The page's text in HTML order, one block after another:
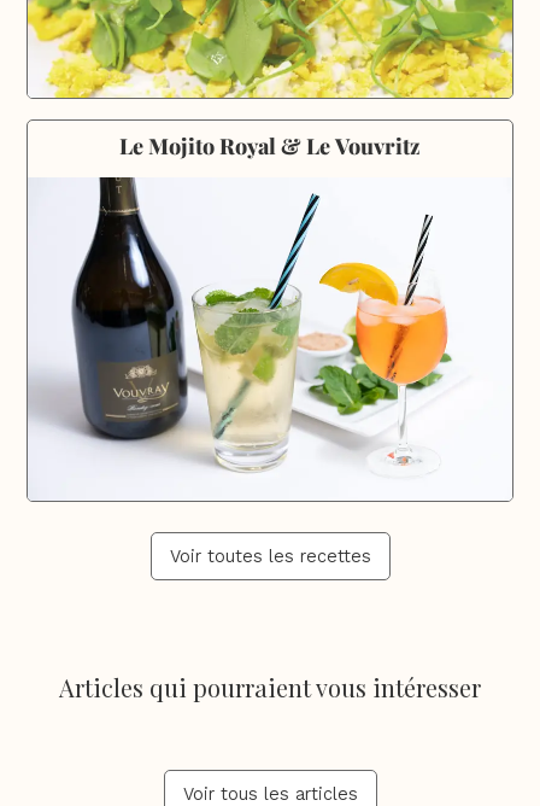
Le Mojito Royal & Le Vouvritz
Voir toutes les recettes
Articles qui pourraient vous intéresser
Voir tous les articles